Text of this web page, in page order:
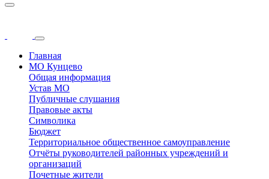
Главная
МО Кунцево
Общая информация
Устав МО
Публичные слушания
Правовые акты
Символика
Бюджет
Территориальное общественное самоуправление
Отчёты руководителей районных учреждений и
организаций
Почетные жители